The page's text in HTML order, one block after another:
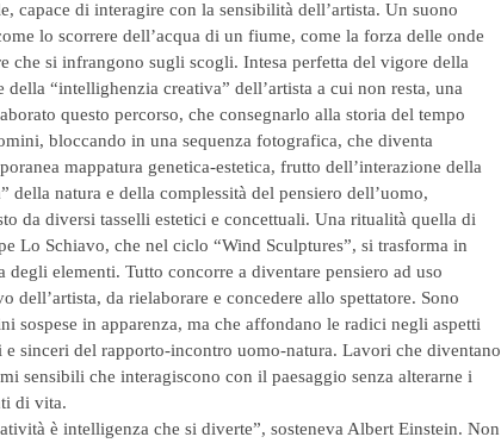
capace di interagire con la sensibilità dell’artista. Un suono
lo scorrere dell’acqua di un fiume, come la forza delle onde
che si infrangono sugli scogli. Intesa perfetta del vigore della
della “intellighenzia creativa” dell’artista a cui non resta, una
questo percorso, che consegnarlo alla storia del tempo
bloccando in una sequenza fotografica, che diventa
mappatura genetica-estetica, frutto dell’interazione della
della natura e della complessità del pensiero dell’uomo,
da diversi tasselli estetici e concettuali. Una ritualità quella di
Lo Schiavo, che nel ciclo “Wind Sculptures”, si trasforma in
degli elementi. Tutto concorre a diventare pensiero ad uso
dell’artista, da rielaborare e concedere allo spettatore. Sono
sospese in apparenza, ma che affondano le radici negli aspetti
e sinceri del rapporto-incontro uomo-natura. Lavori che diventano
sensibili che interagiscono con il paesaggio senza alterarne i
di vita.
è intelligenza che si diverte”, sosteneva Albert Einstein. Non